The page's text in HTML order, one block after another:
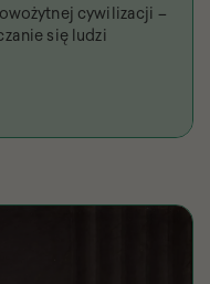
cywilizacji –
się ludzi